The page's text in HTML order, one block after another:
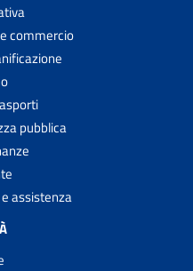
commercio
pubblica
assistenza